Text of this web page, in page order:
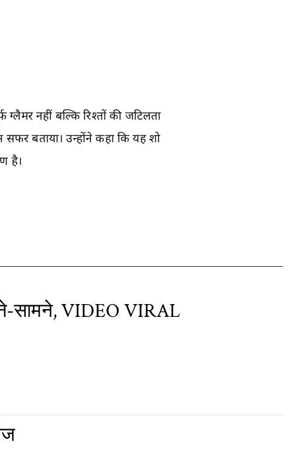
नहीं बल्कि रिश्तों की जटिलता
बताया। उन्होंने कहा कि यह शो
है।
सामने, VIDEO VIRAL